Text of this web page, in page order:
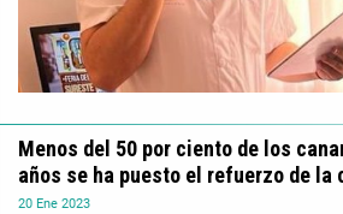
20 Ene 2023
Menos del 50 por ciento de los
años se ha puesto el refuerzo de la